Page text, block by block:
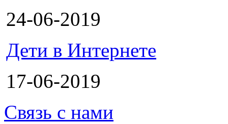
24-06-2019
Дети в Интернете
17-06-2019
Связь с нами